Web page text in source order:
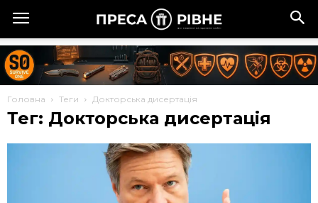
Головна Теги Докторська дисертація
Тег: Докторська дисертація